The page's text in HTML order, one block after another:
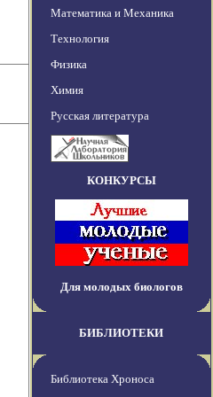
Математика и Механика
Технология
Физика
Химия
Русская литература
КОНКУРСЫ
Для молодых биологов
БИБЛИОТЕКИ
Библиотека Хроноса